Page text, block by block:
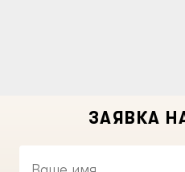
ЗАЯВКА